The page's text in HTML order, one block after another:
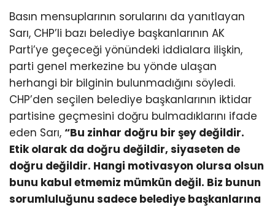
Basın mensuplarının sorularını da yanıtlayan
Sarı, CHP’li bazı belediye başkanlarının AK
Parti’ye geçeceği yönündeki iddialara ilişkin,
parti genel merkezine bu yönde ulaşan
herhangi bir bilginin bulunmadığını söyledi.
CHP’den seçilen belediye başkanlarının iktidar
partisine geçmesini doğru bulmadıklarını ifade
eden Sarı, “Bu zinhar doğru bir şey değildir.
Etik olarak da doğru değildir, siyaseten de
doğru değildir. Hangi motivasyon olursa olsun
bunu kabul etmemiz mümkün değil. Biz bunun
sorumluluğunu sadece belediye başkanlarına